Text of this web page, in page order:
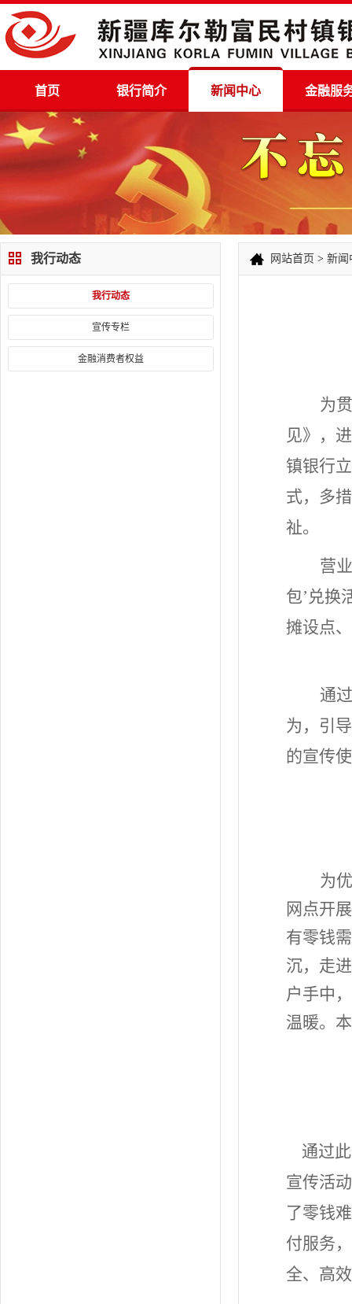
首页 银行简介 新闻中心 金融服
我行动态
我行动态
宣传专栏
金融消费者权益
网站首页 > 新闻
为
见》，
镇银行
式，多
祉。
营
包’兑换
摊设点
通
为，引
的宣传
为
网点开
有零钱
沉，走
户手中
温暖。
通过
宣传活
了零钱
付服务
全、高